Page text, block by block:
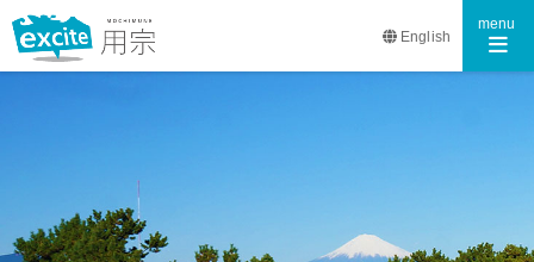
Toggle
menu
English